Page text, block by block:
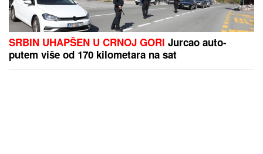
SRBIN UHAPŠEN U CRNOJ GORI Jurcao auto-
putem više od 170 kilometara na sat